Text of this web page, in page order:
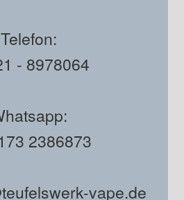
Telefon:
- 8978064
2386873
vape.de